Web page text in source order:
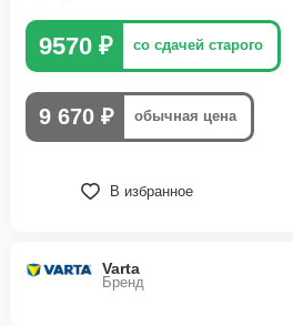
Varta
Бренд
9570 ₽ со сдачей старого
9 670 ₽ обычная цена
В избранное